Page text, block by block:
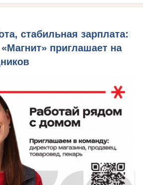
стабильная зарплата:
приглашает на